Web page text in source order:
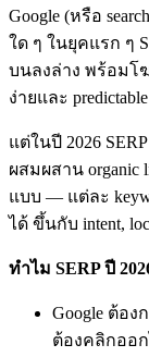
Google (หรือ
ใด ๆ ในยุคแรก ๆ
บนลงล่าง พร้อมโ
ง่ายและ predictable
แต่ในปี 2026
ผสมผสาน organic
แบบ — แต่ละ
ได้ ขึ้นกับ intent,
ทำไม SERP ปี
Google ต้อง
ต้องคลิกออก